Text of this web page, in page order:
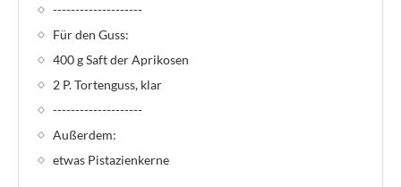
--------------------
Für den Guss:
400 g Saft der Aprikosen
2 P. Tortenguss, klar
--------------------
Außerdem:
etwas Pistazienkerne